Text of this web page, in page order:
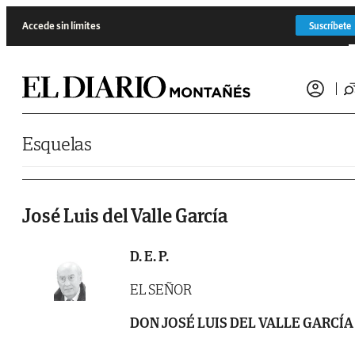
Accede sin límites Suscríbete
Esquelas
José Luis del Valle García
D. E. P.
EL SEÑOR
DON JOSÉ LUIS DEL VALLE GARCÍA